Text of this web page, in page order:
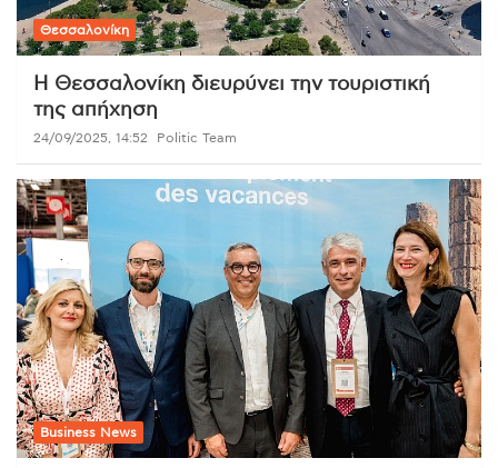
Θεσσαλονίκη
Η Θεσσαλονίκη διευρύνει την τουριστική
της απήχηση
24/09/2025, 14:52 Politic Team
Business News